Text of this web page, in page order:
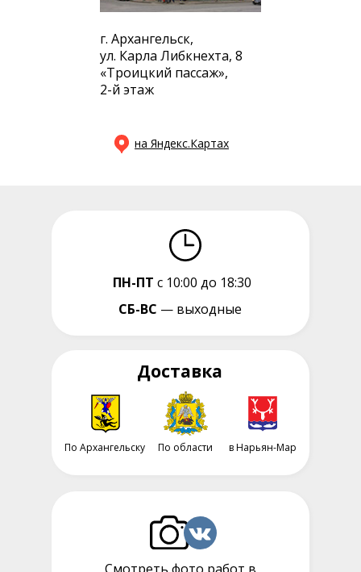
ПН-ПТ с 10:00 до 18:30
СБ-ВС — выходные
г. Архангельск,
ул. Карла Либкнехта, 8
«Троицкий пассаж»,
2-й этаж
на Яндекс.Картах
Доставка
По Архангельску в Нарьян-Мар
По области